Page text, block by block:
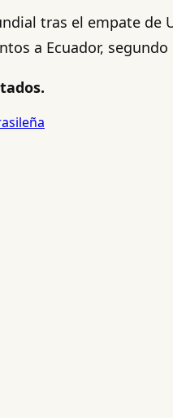
tras el empate de
a Ecuador, segundo